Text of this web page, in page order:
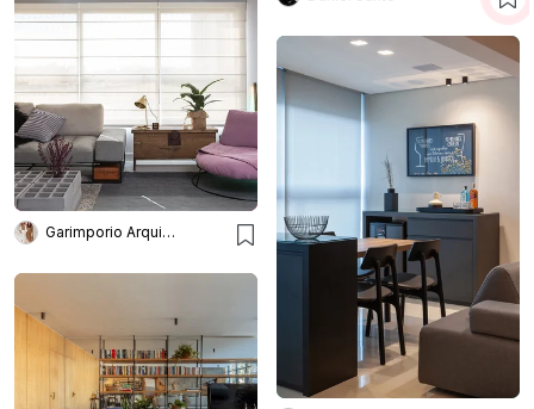
Garimporio Arquitetura